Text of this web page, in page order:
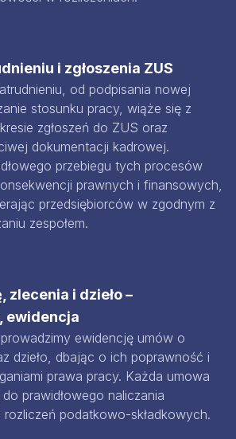
i zgłoszenia ZUS
od podpisania nowej
stosunku pracy, wiąże się z
zgłoszeń do ZUS oraz
dokumentacji kadrowej.
przebiegu tych procesów
prawnych i finansowych,
przedsiębiorców w zgodnym z
zespołem.
zlecenia i dzieło –
ewidencja
ewidencję umów o
dzieło, dbając o ich poprawność i
prawa pracy. Każda umowa
prawidłowego naliczania
podatkowo-składkowych.